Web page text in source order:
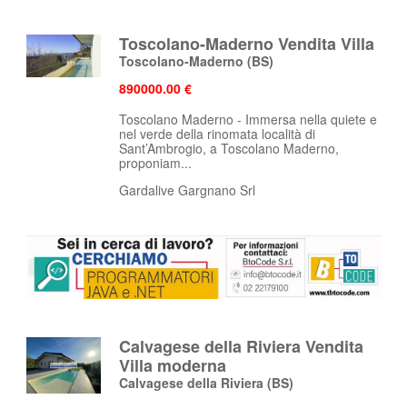
Toscolano-Maderno Vendita Villa
Toscolano-Maderno (BS)
890000.00 €
Toscolano Maderno - Immersa nella quiete e
nel verde della rinomata località di
Sant’Ambrogio, a Toscolano Maderno,
proponiam...
Gardalive Gargnano Srl
Calvagese della Riviera Vendita
Villa moderna
Calvagese della Riviera (BS)